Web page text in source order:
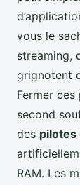
vous le
streaming,
grignotent
Fermer
second
des pilotes
RAM. Les